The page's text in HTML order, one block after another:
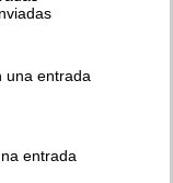
una entrada
entrada